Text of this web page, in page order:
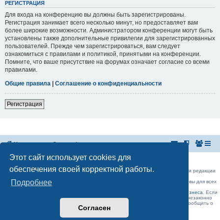
Этот сайт использует cookies для
обеспечения своей корректной работы.
Подробнее
Согласен
РЕГИСТРАЦИЯ
Для входа на конференцию вы должны быть зарегистрированы.
Регистрация занимает всего несколько минут, но предоставляет вам
более широкие возможности. Администратором конференции могут быть
установлены также дополнительные привилегии для зарегистрированных
пользователей. Прежде чем зарегистрироваться, вам следует
ознакомиться с правилами и политикой, принятыми на конференции.
Помните, что ваше присутствие на форумах означает согласие со всеми
правилами.
Общие правила | Соглашение о конфиденциальности
Регистрация
На главную Список форумов
Российская Ассоциация Развития Игорного Бизнеса
Эл. почта:
admin@rarib.ru
office@rarib.ru
использование материалов сайта возможно только при письменном согласии редакции
На нашем портале правила размещения объявлений и информации одинаковы для всех
пользователей, в соответствии с соблюдением правил Форума!,
Официальные форумы деятелей игорного бизнеса. Если
Вы считаете, что ваше объявление было удалено нашими модераторами незаконно
(а объявление было размещено без нарушений правил Форума) , просьба сообщить о
данном факте наadmin@rarib.ru